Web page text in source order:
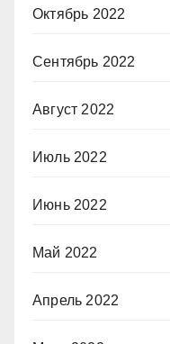
Октябрь 2022
Сентябрь 2022
Август 2022
Июль 2022
Июнь 2022
Май 2022
Апрель 2022